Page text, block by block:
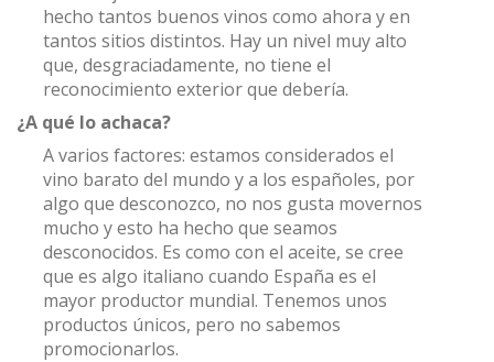
hecho tantos buenos vinos como ahora y en
tantos sitios distintos. Hay un nivel muy alto
que, desgraciadamente, no tiene el
reconocimiento exterior que debería.
¿A qué lo achaca?
A varios factores: estamos considerados el
vino barato del mundo y a los españoles, por
algo que desconozco, no nos gusta movernos
mucho y esto ha hecho que seamos
desconocidos. Es como con el aceite, se cree
que es algo italiano cuando España es el
mayor productor mundial. Tenemos unos
productos únicos, pero no sabemos
promocionarlos.